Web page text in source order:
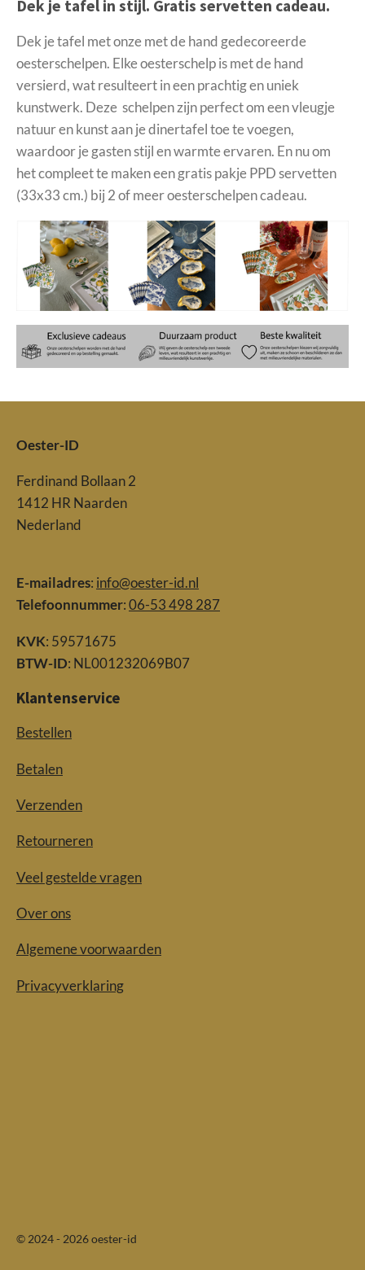
Dek je tafel in stijl. Gratis servetten cadeau.
Dek je tafel met onze met de hand gedecoreerde
oesterschelpen. Elke oesterschelp is met de hand
versierd, wat resulteert in een prachtig en uniek
kunstwerk. Deze schelpen zijn perfect om een vleugje
natuur en kunst aan je dinertafel toe te voegen,
waardoor je gasten stijl en warmte ervaren. En nu om
het compleet te maken een gratis pakje PPD servetten
(33x33 cm.) bij 2 of meer oesterschelpen cadeau.
Oester-ID
Ferdinand Bollaan 2
1412 HR Naarden
Nederland
E-mailadres: info@oester-id.nl
Telefoonnummer:06-53 498 287
KVK: 59571675
BTW-ID: NL001232069B07
Klantenservice
Bestellen
Betalen
Verzenden
Retourneren
Veel gestelde vragen
Over ons
Algemene voorwaarden
Privacyverklaring
© 2024 - 2026 oester-id